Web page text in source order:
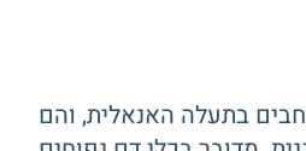
בתעלה האנאלית, והם